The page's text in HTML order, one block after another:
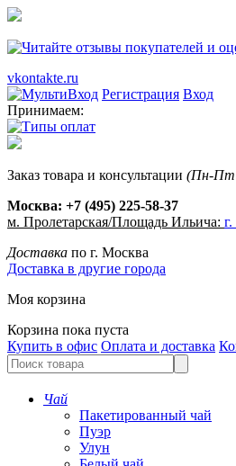
vkontakte.ru
Регистрация Вход
Принимаем:
Заказ товара и консультации (Пн-Пт
Москва: +7 (495) 225-58-37
м. Пролетарская/Площадь Ильича:
Доставка по г. Москва
Доставка в другие города
Моя корзина
Корзина пока пуста
Купить в офис Оплата и доставка
Чай
Пакетированный чай
Пуэр
Улун